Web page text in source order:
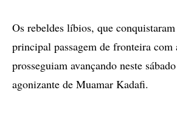
Os rebeldes líbios, que
principal passagem de fronteira com
prosseguiam avançando neste
agonizante de Muamar Kadafi.